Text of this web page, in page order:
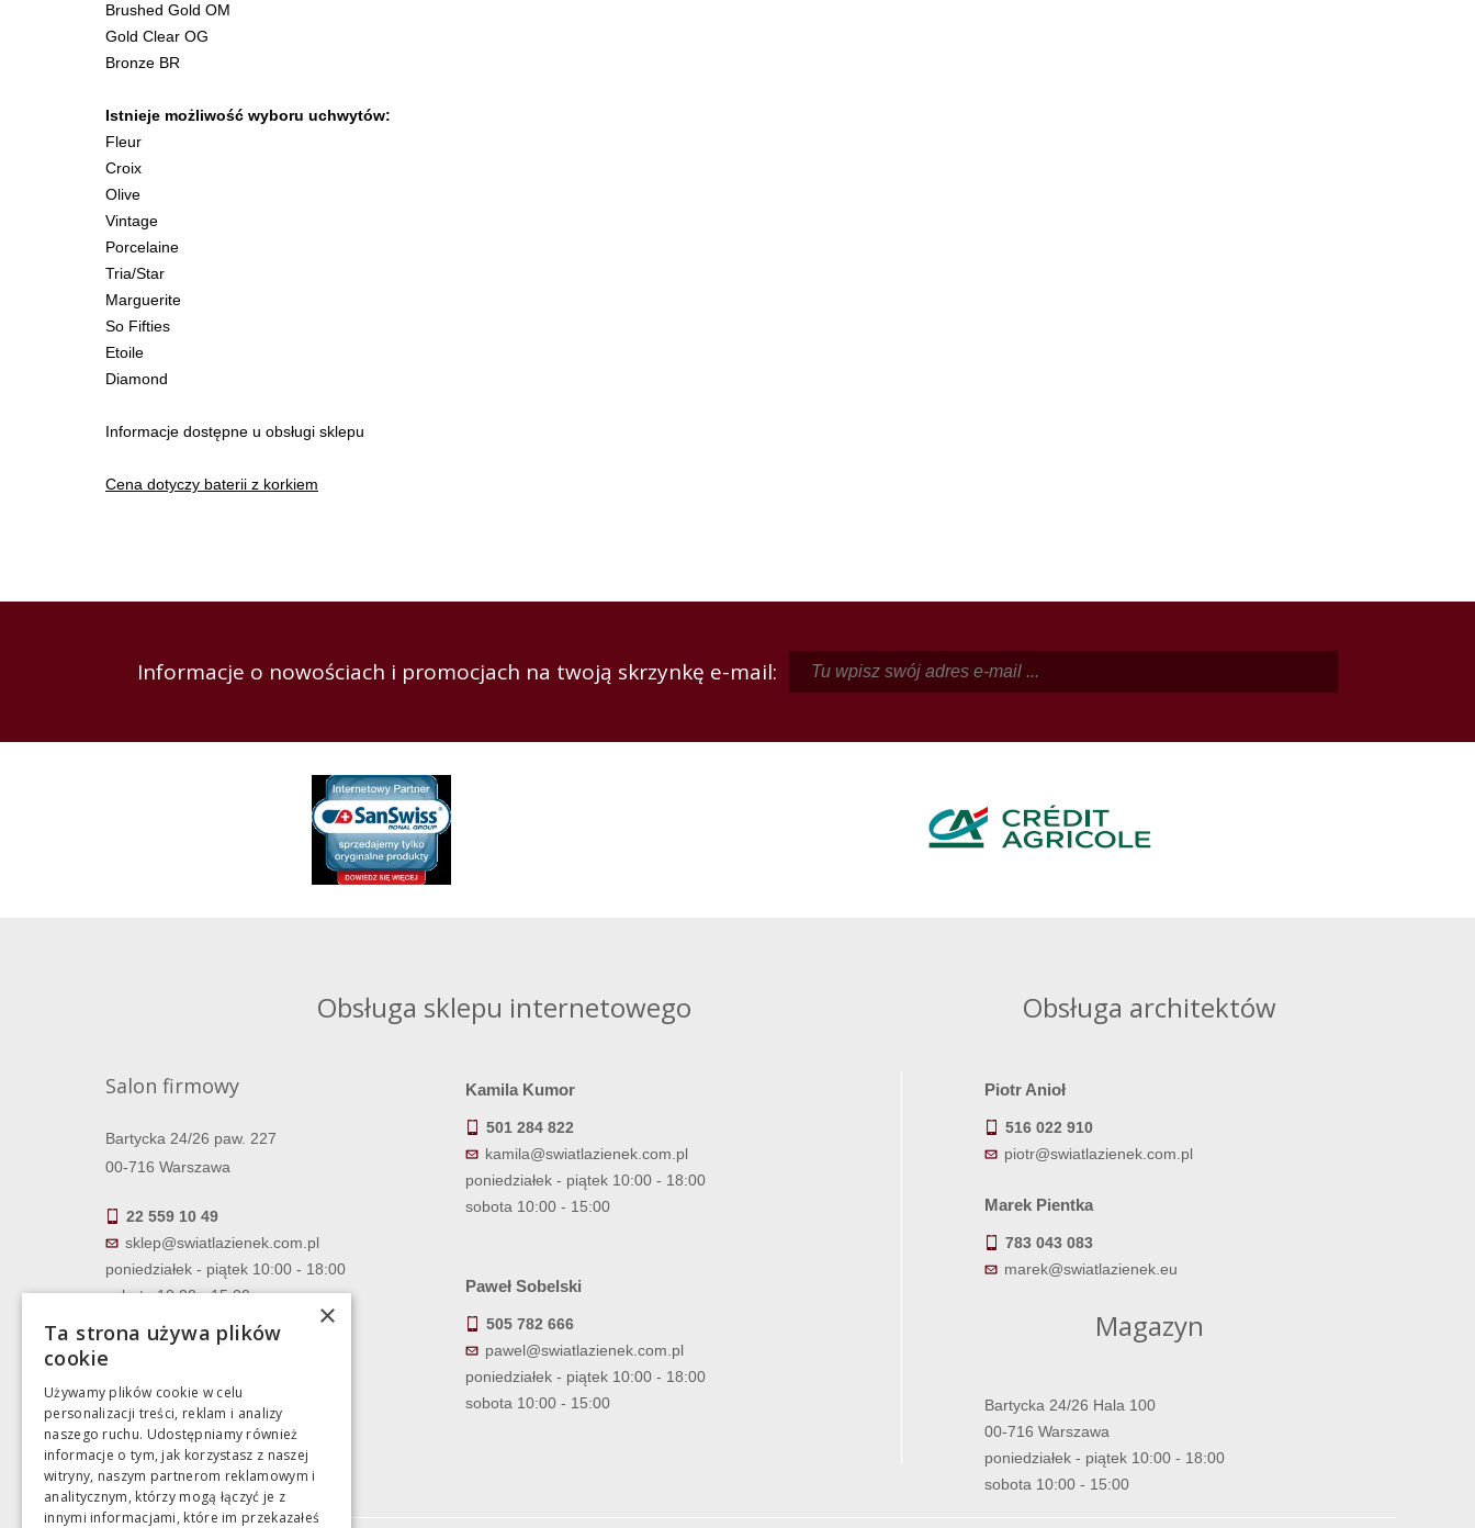
Brushed Gold OM
Gold Clear OG
Bronze BR
Istnieje możliwość wyboru uchwytów:
Fleur
Croix
Olive
Vintage
Porcelaine
Tria/Star
Marguerite
So Fifties
Etoile
Diamond
Informacje dostępne u obsługi sklepu
Cena dotyczy baterii z korkiem
Informacje o nowościach i promocjach na twoją skrzynkę e-mail:
Obsługa sklepu internetowego
Salon firmowy
Bartycka 24/26 paw. 227
00-716 Warszawa
22 559 10 49
sklep@swiatlazienek.com.pl
poniedziałek - piątek 10:00 - 18:00
sobota 10:00 - 15:00
Kamila Kumor
501 284 822
kamila@swiatlazienek.com.pl
poniedziałek - piątek 10:00 - 18:00
sobota 10:00 - 15:00
Paweł Sobelski
505 782 666
pawel@swiatlazienek.com.pl
poniedziałek - piątek 10:00 - 18:00
sobota 10:00 - 15:00
Obsługa architektów
Piotr Anioł
516 022 910
piotr@swiatlazienek.com.pl
Marek Pientka
783 043 083
marek@swiatlazienek.eu
Magazyn
Bartycka 24/26 Hala 100
00-716 Warszawa
poniedziałek - piątek 10:00 - 18:00
sobota 10:00 - 15:00
×
Ta strona używa plików
cookie
Używamy plików cookie w celu
personalizacji treści, reklam i analizy
naszego ruchu. Udostępniamy również
informacje o tym, jak korzystasz z naszej
witryny, naszym partnerom reklamowym i
analitycznym, którzy mogą łączyć je z
innymi informacjami, które im przekazałeś